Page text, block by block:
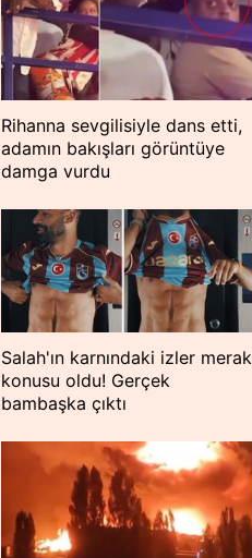
Rihanna sevgilisiyle dans etti,
adamın bakışları görüntüye
damga vurdu
Salah'ın karnındaki izler merak
konusu oldu! Gerçek
bambaşka çıktı